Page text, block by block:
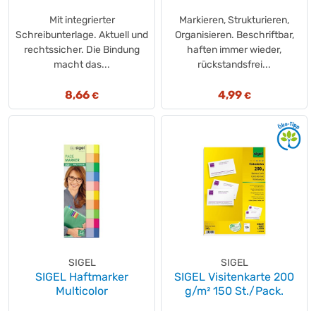
Mit integrierter
Schreibunterlage. Aktuell und
rechtssicher. Die Bindung
macht das...
8,66 €
Markieren, Strukturieren,
Organisieren. Beschriftbar,
haften immer wieder,
rückstandsfrei...
4,99€
SIGEL
SIGEL Haftmarker
Multicolor
SIGEL
SIGEL Visitenkarte 200
g/m² 150 St./Pack.